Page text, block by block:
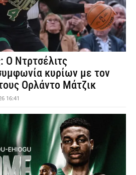
Ο Ντρτσέλιτς
κυρίων με τον
Ορλάντο Μάτζικ
16:41